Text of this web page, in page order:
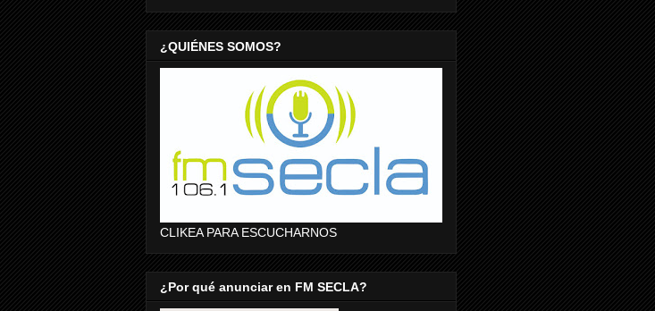
¿QUIÉNES SOMOS?
CLIKEA PARA ESCUCHARNOS
¿Por qué anunciar en FM SECLA?